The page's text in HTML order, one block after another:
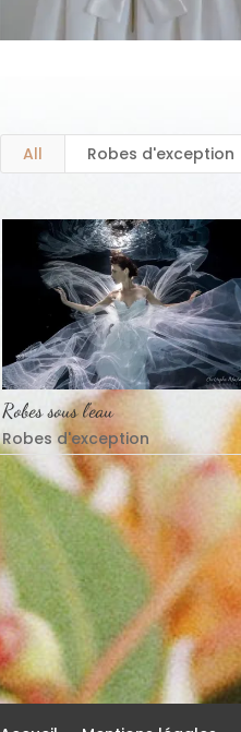
All Robes d'exception
Robes sous l’eau
Robes d'exception